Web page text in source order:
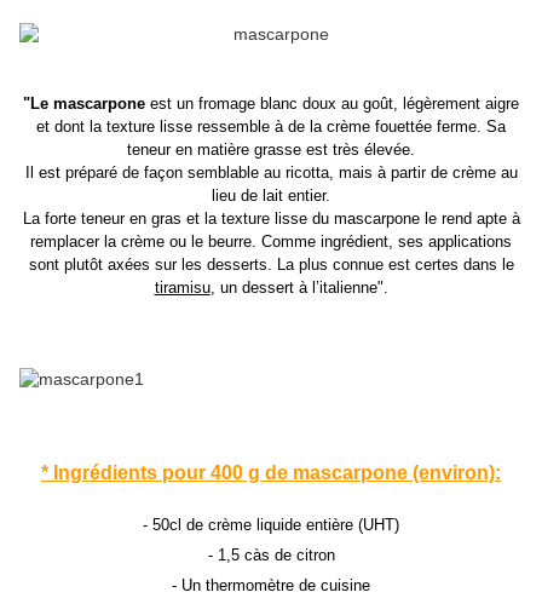
"Le mascarpone est un fromage blanc doux au goût, légèrement aigre
et dont la texture lisse ressemble à de la crème fouettée ferme. Sa
teneur en matière grasse est très élevée.
Il est préparé de façon semblable au ricotta, mais à partir de crème au
lieu de lait entier.
La forte teneur en gras et la texture lisse du mascarpone le rend apte à
remplacer la crème ou le beurre. Comme ingrédient, ses applications
sont plutôt axées sur les desserts. La plus connue est certes dans le
tiramisu, un dessert à l’italienne".
* Ingrédients pour 400 g de mascarpone (environ):
- 50cl de crème liquide entière (UHT)
- 1,5 càs de citron
- Un thermomètre de cuisine